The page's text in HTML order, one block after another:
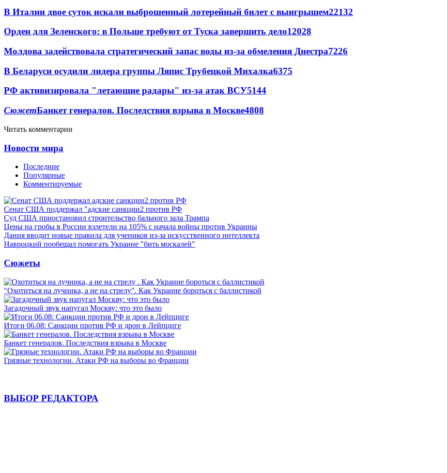
В Италии двое суток искали выброшенный лотерейный билет с выигрышем22132
Орден для Зеленского: в Польше требуют от Туска завершить дело12028
Молдова задействовала стратегический запас воды из-за обмеления Днестра7226
В Беларуси осудили лидера группы Ляпис Трубецкой Михалка6375
РФ активизировала "летающие радары" из-за атак ВСУ5144
СюжетБанкет генералов. Последствия взрыва в Москве4808
Читать комментарии
Новости мира
Последние
Популярные
Комментируемые
Сенат США поддержал "адские санкции2 против РФ
Суд США приостановил строительство бального зала Трампа
Цены на гробы в России взлетели на 105% с начала войны против Украины
Дания вводит новые правила для учеников из-за искусственного интеллекта
Навроцкий пообещал помогать Украине "бить москалей"
Сюжеты
"Охотиться на лучника, а не на стрелу". Как Украине бороться с баллистикой
Загадочный звук напугал Москву: что это было
Итоги 06.08: Санкции против РФ и дрон в Лейпциге
Банкет генералов. Последствия взрыва в Москве
Грязные технологии. Атаки РФ на выборы во Франции
ВЫБОР РЕДАКТОРА